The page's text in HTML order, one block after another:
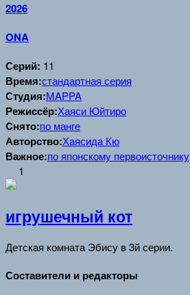
2026
ONA
Серий: 11
Время:стандартная серия
Студия:MAPPA
Режиссёр:Хаяси Юйтиро
Cнято:по манге
Авторство:Хаясида Кю
Важное:по японскому первоисточнику
1
игрушечный кот
Детская комната Эбису в 3й серии.
Составители и редакторы